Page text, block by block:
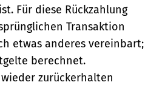
Für diese Rückzahlung
Transaktion
etwas anderes vereinbart;
berechnet.
zurückerhalten